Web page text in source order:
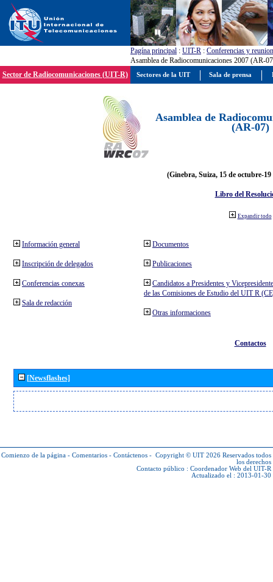
Pagína principal : UIT-R : Conferencias y
Asamblea de Radiocomunicaciones 2007 (AR-
Sector de Radiocomunicaciones (UIT-R)
Asamblea de
(AR-07)
(Ginebra, Suiza, 15 de octubre-19
Libro del
Expandir todo
Información general
Inscripción de delegados
Conferencias conexas
Sala de redacción
Documentos
Publicaciones
Candidatos a Presidentes y
de las Comisiones de Estudio del UIT R
Otras informaciones
Contactos
[Newsflashes]
Comienzo de la página - Comentarios - Contáctenos - Copyright © UIT 2026 Reservados todos
los derechos
Contacto público : Coordenador Web del UIT-R
Actualizado el : 2013-01-30
Sectores de la UIT Sala de prensa